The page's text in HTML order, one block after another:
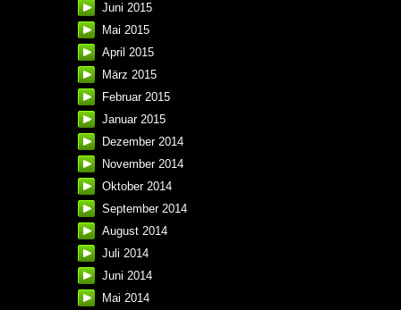
Juni 2015
Mai 2015
April 2015
März 2015
Februar 2015
Januar 2015
Dezember 2014
November 2014
Oktober 2014
September 2014
August 2014
Juli 2014
Juni 2014
Mai 2014